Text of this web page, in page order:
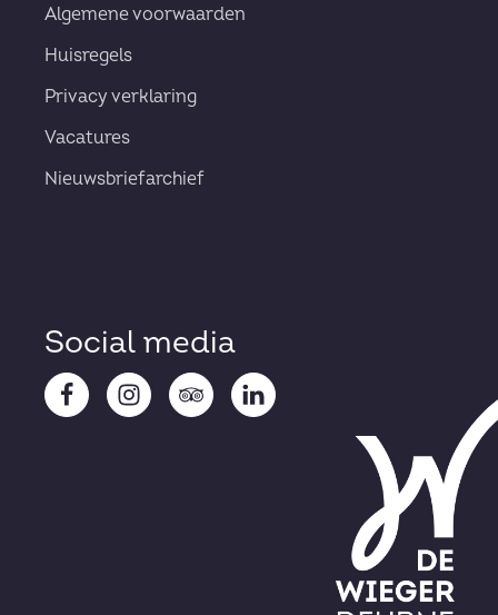
Algemene voorwaarden
Huisregels
Privacy verklaring
Vacatures
Nieuwsbriefarchief
Social media